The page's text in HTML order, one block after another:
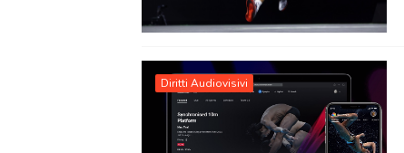
Diritti Audiovisivi